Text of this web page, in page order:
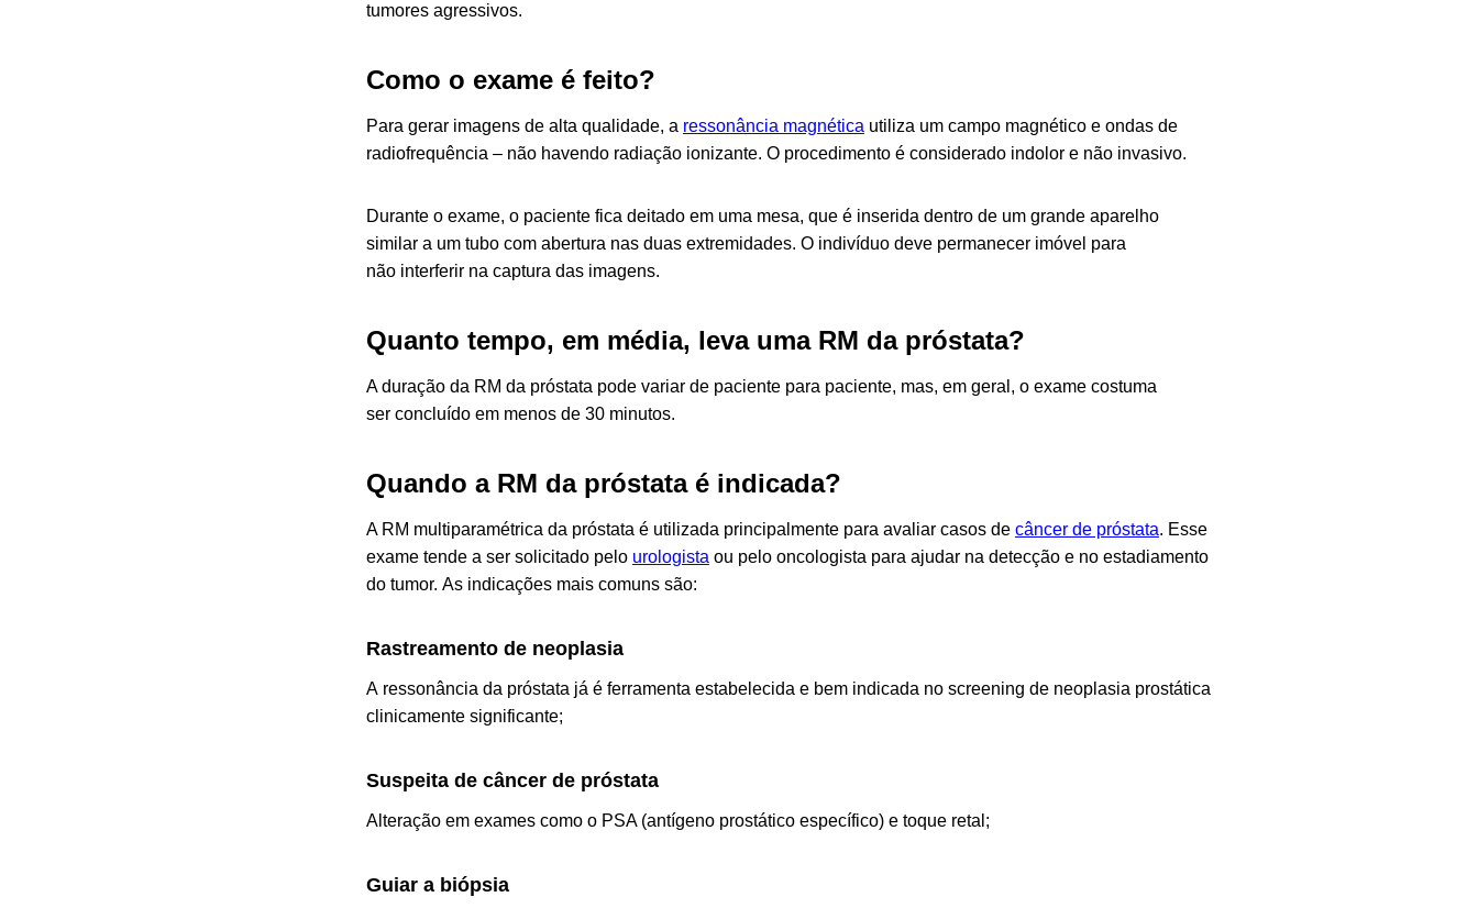
tumores agressivos.
Como o exame é feito?
Para gerar imagens de alta qualidade, a ressonância magnética utiliza um campo magnético e ondas de
radiofrequência – não havendo radiação ionizante. O procedimento é considerado indolor e não invasivo.
Durante o exame, o paciente fica deitado em uma mesa, que é inserida dentro de um grande aparelho
similar a um tubo com abertura nas duas extremidades. O indivíduo deve permanecer imóvel para
não interferir na captura das imagens.
Quanto tempo, em média, leva uma RM da próstata?
A duração da RM da próstata pode variar de paciente para paciente, mas, em geral, o exame costuma
ser concluído em menos de 30 minutos.
Quando a RM da próstata é indicada?
A RM multiparamétrica da próstata é utilizada principalmente para avaliar casos de câncer de próstata. Esse
exame tende a ser solicitado pelo urologista ou pelo oncologista para ajudar na detecção e no estadiamento
do tumor. As indicações mais comuns são:
Rastreamento de neoplasia
A ressonância da próstata já é ferramenta estabelecida e bem indicada no screening de neoplasia prostática
clinicamente significante;
Suspeita de câncer de próstata
Alteração em exames como o PSA (antígeno prostático específico) e toque retal;
Guiar a biópsia